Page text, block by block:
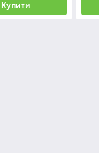
Купити